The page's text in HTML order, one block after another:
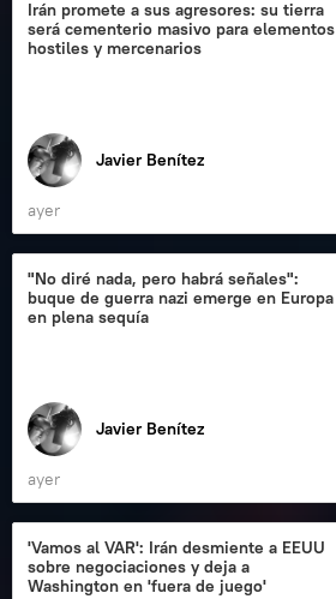
Irán promete a sus agresores: su tierra
será cementerio masivo para elementos
hostiles y mercenarios
Javier Benítez
ayer
"No diré nada, pero habrá señales":
buque de guerra nazi emerge en Europa
en plena sequía
Javier Benítez
ayer
'Vamos al VAR': Irán desmiente a EEUU
sobre negociaciones y deja a
Washington en 'fuera de juego'